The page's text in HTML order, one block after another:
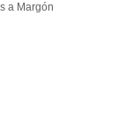
a Margón